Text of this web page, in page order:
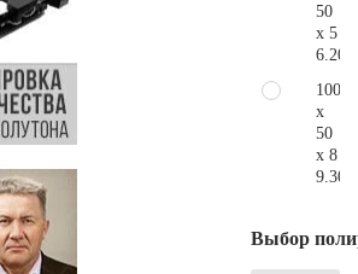
50
x 5
100
x
50
x 8
Выбор